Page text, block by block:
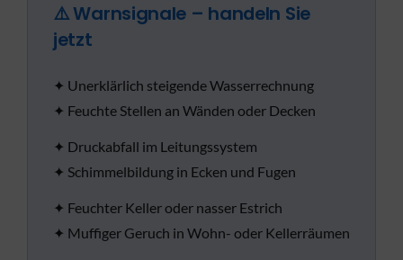
⚠️ Warnsignale – handeln Sie
jetzt
✦ Unerklärlich steigende Wasserrechnung
✦ Feuchte Stellen an Wänden oder Decken
✦ Druckabfall im Leitungssystem
✦ Schimmelbildung in Ecken und Fugen
✦ Feuchter Keller oder nasser Estrich
✦ Muffiger Geruch in Wohn- oder Kellerräumen